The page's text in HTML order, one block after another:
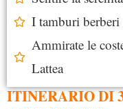
I tamburi berberi
Ammirate le
Lattea
ITINERARIO DI